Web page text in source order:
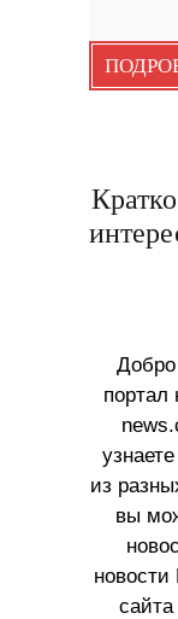
Добро
портал
из
вы
новости